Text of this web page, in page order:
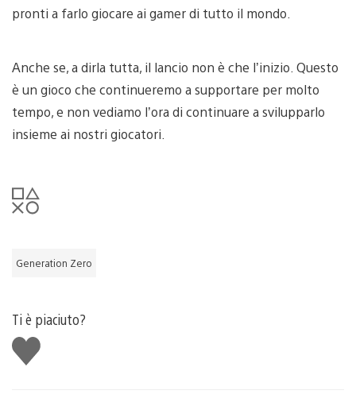
pronti a farlo giocare ai gamer di tutto il mondo.
Anche se, a dirla tutta, il lancio non è che l’inizio. Questo
è un gioco che continueremo a supportare per molto
tempo, e non vediamo l’ora di continuare a svilupparlo
insieme ai nostri giocatori.
Generation Zero
Ti è piaciuto?
Mi
piace